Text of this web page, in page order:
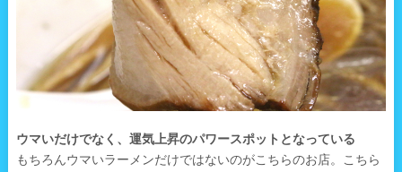
ウマいだけでなく、運気上昇のパワースポットとなっている
もちろんウマいラーメンだけではないのがこちらのお店。こちら